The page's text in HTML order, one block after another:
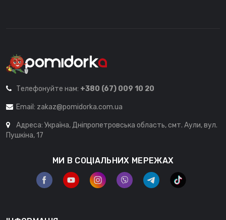
Телефонуйте нам: +380 (67) 009 10 20
Email: zakaz@pomidorka.com.ua
Адреса: Україна, Дніпропетровська область, смт. Аули, вул.
Пушкіна, 17
МИ В СОЦІАЛЬНИХ МЕРЕЖАХ